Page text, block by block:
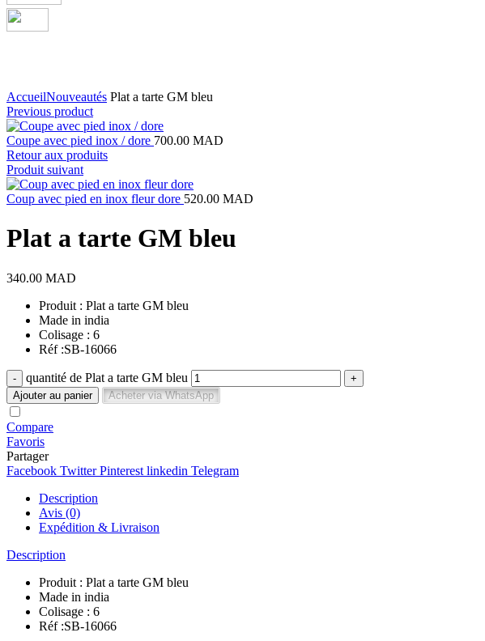
AccueilNouveautés Plat a tarte GM bleu
Previous product
Coupe avec pied inox / dore 700.00 MAD
Retour aux produits
Produit suivant
Coup avec pied en inox fleur dore 520.00 MAD
Plat a tarte GM bleu
340.00 MAD
Produit : Plat a tarte GM bleu
Made in india
Colisage : 6
Réf :SB-16066
quantité de Plat a tarte GM bleu
Ajouter au panier Acheter via WhatsApp
Compare
Favoris
Partager
Facebook Twitter Pinterest linkedin Telegram
Description
Avis (0)
Expédition & Livraison
Description
Produit : Plat a tarte GM bleu
Made in india
Colisage : 6
Réf :SB-16066